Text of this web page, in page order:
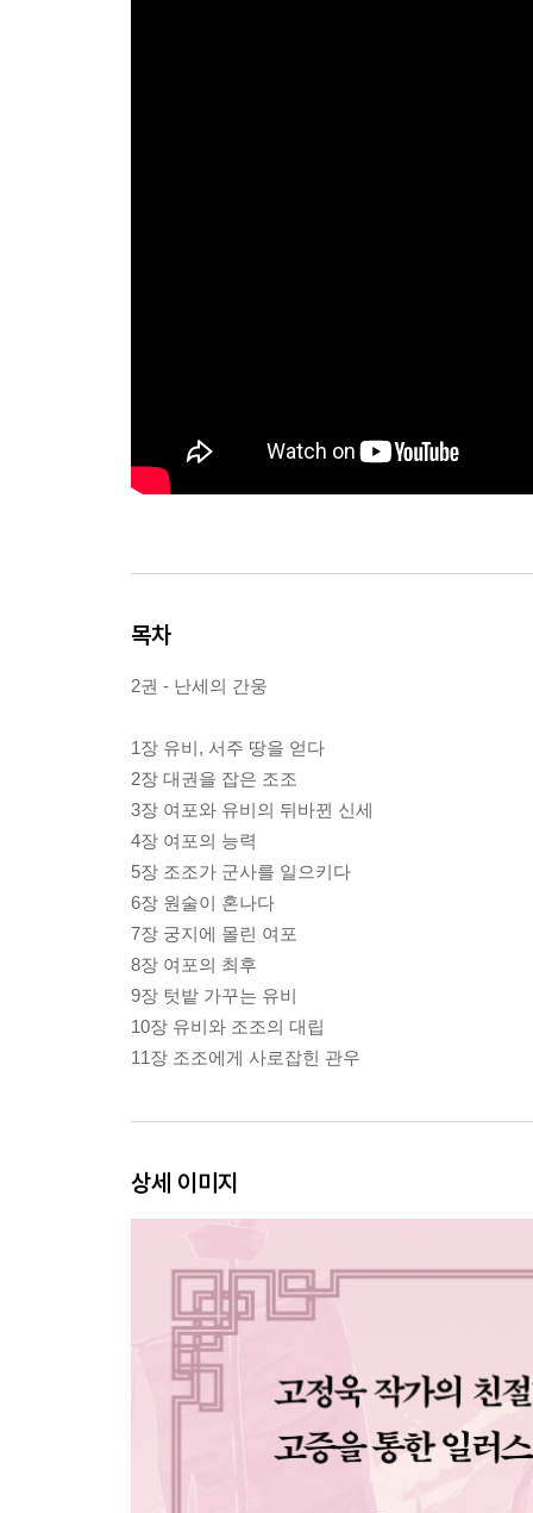
목차
2권 - 난세의 간웅
1장 유비, 서주 땅을 얻다
2장 대권을 잡은 조조
3장 여포와 유비의 뒤바뀐 신세
4장 여포의 능력
5장 조조가 군사를 일으키다
6장 원술이 혼나다
7장 궁지에 몰린 여포
8장 여포의 최후
9장 텃밭 가꾸는 유비
10장 유비와 조조의 대립
11장 조조에게 사로잡힌 관우
상세 이미지